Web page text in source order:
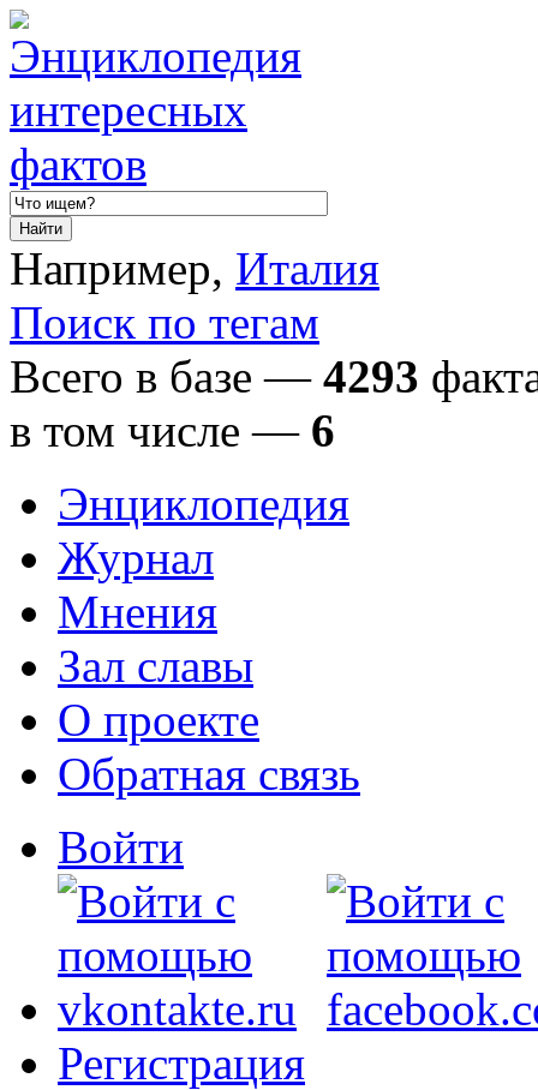
Например, Италия
Поиск по тегам
Всего в базе — 4293
в том числе— 6
Энциклопедия
Журнал
Мнения
Зал славы
О проекте
Обратная связь
Войти
Регистрация